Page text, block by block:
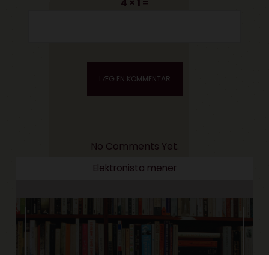
No Comments Yet.
Elektronista mener